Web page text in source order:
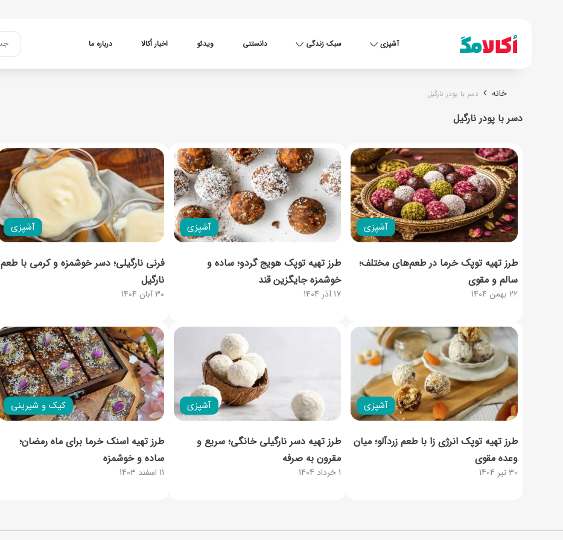
آشپزی سبک زندگی دانستنی ویدئو اخبار اُکالا درباره ما
خانه دسر با پودر نارگیل
دسر با پودر نارگیل
آشپزی
22 بهمن 1404
طرز تهیه توپک خرما در طعم‌های مختلف؛
سالم و مقوی
آشپزی
17 آذر 1404
طرز تهیه توپک هویج گردو؛ ساده و
خوشمزه جایگزین قند
آشپزی
30 آبان 1404
فرنی نارگیلی؛ دسر خوشمزه و کرمی با طعم
نارگیل
آشپزی
30 تیر 1404
طرز تهیه توپک انرژی زا با طعم زردآلو؛ میان
وعده مقوی
آشپزی
1 خرداد 1404
طرز تهیه دسر نارگیلی خانگی؛ سریع و
مقرون به صرفه
کیک و شیرینی
11 اسفند 1403
طرز تهیه اسنک خرما برای ماه رمضان؛
ساده و خوشمزه